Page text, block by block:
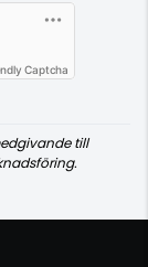
Captcha
till